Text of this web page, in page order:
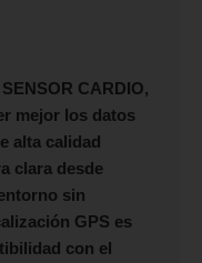
SENSOR CARDIO,
mejor los datos
alta calidad
clara desde
sin
GPS es
con el